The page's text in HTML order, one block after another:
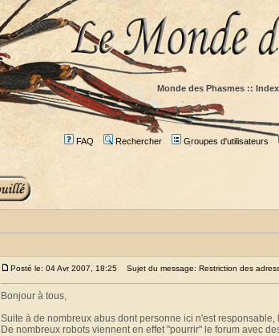
Monde des Phasmes ::
FAQ Rechercher Groupes d'utilisateurs
Posté le: 04 Avr 2007, 18:25 Sujet du message: Restriction des
Bonjour à tous,
Suite à de nombreux abus dont personne ici n'est
De nombreux robots viennent en effet "pourrir" le forum avec